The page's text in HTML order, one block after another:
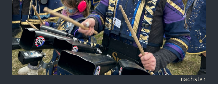
nächster